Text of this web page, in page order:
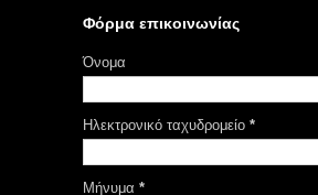
Φόρμα επικοινωνίας
Όνομα
Ηλεκτρονικό ταχυδρομείο *
Μήνυμα *